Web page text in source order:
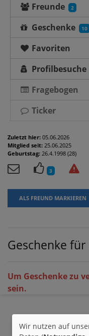
Freunde
2
Geschenke 10
Favoriten
Profilbesuche
Fragebogen
Ticker
Zuletzt hier: 05.06.2026
Mitglied seit: 25.06.2025
Geburtstag: 26.4.1998 (28)
3
ALS FREUND MARKIEREN
Geschenke für
Um Geschenke zu
sein.
Wir nutzen auf